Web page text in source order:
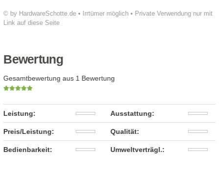
© by HardwareSchotte.de • Irrtümer möglich • Private Verwendung nur mit
Link auf diese Seite
Bewertung
Gesamtbewertung aus 1 Bewertung
Leistung: Ausstattung:
Preis/Leistung: Qualität:
Bedienbarkeit: Umweltverträgl.: